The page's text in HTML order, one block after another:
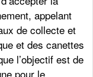
appelant
de collecte et
et des canettes
l’objectif est de
pour le